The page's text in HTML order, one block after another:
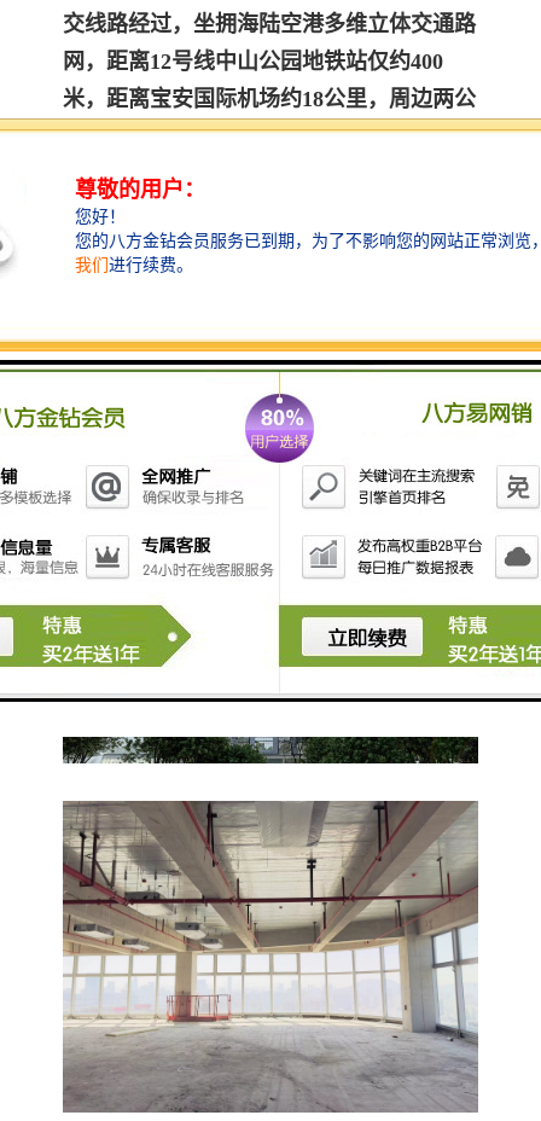
交线路经过，坐拥海陆空港多维立体交通路
网，距离12号线中山公园地铁站仅约400
米，距离宝安国际机场约18公里，周边两公
里范围内北环大道、南山大道、南海大道、
深南大道、京港澳高速、南光高速等环绕，
立体交通四通八达，让企业与大湾区商务快
速接轨。
简餐、日韩料理、中式快餐等，各类美味加
持之下，宾主尽欢，商务洽谈愈加成功。
轻奢酒店+艺术公寓：项目B座打造国潮轻
奢酒店与艺术公寓，无论是出差接待还是员
工住宿都能就近满足。